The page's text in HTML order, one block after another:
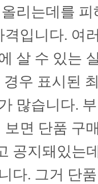
리는데를
격입니다. 여
살 수 있는
경우 표시된
많습니다.
면 단품 구
공지돼있는
다. 그거 단